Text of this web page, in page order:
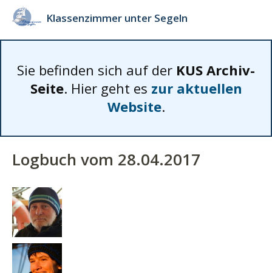
Klassenzimmer unter Segeln
Sie befinden sich auf der KUS Archiv-
Seite. Hier geht es zur aktuellen
Website.
Logbuch vom 28.04.2017